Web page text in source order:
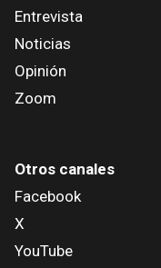
Entrevista
Noticias
Opinión
Zoom
Otros canales
Facebook
X
YouTube